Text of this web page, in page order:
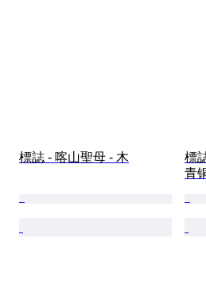
標誌 - 喀山聖母 - 木
標
青